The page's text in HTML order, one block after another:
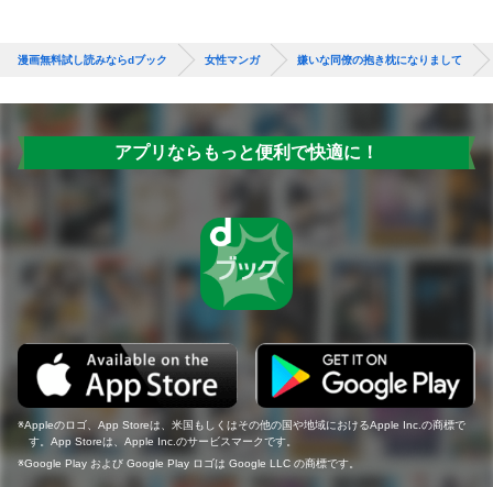
漫画無料試し読みならdブック 女性マンガ 嫌いな同僚の抱き枕になりまして
アプリならもっと便利で快適に！
Appleのロゴ、App Storeは、米国もしくはその他の国や地域におけるApple Inc.の商標で
す。App Storeは、Apple Inc.のサービスマークです。
Google Play および Google Play ロゴは Google LLC の商標です。